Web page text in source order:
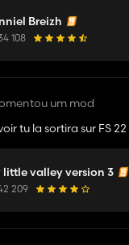
Breizh
108
um mod
tu la sortira sur FS
little valley version 3
209